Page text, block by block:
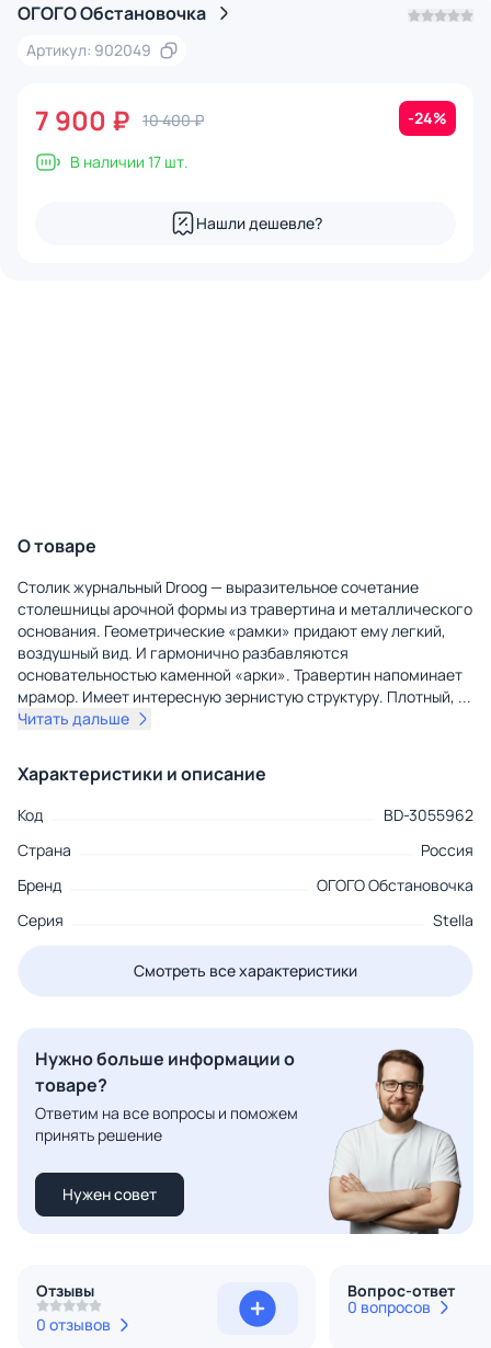
ОГОГО Обстановочка
Артикул: 902049
7 900 ₽ 10 400 ₽ -24%
В наличии 17 шт.
Нашли дешевле?
О товаре
Столик журнальный Droog — выразительное сочетание
столешницы арочной формы из травертина и металлического
основания. Геометрические «рамки» придают ему легкий,
воздушный вид. И гармонично разбавляются
основательностью каменной «арки». Травертин напоминает
мрамор. Имеет интересную зернистую структуру. Плотный, ...
Читать дальше
Характеристики и описание
Код
BD-3055962
Страна
Россия
Бренд
ОГОГО Обстановочка
Серия
Stella
Смотреть все характеристики
Нужно больше информации о
товаре?
Ответим на все вопросы и поможем
принять решение
Нужен совет
Отзывы
0 отзывов
Вопрос-ответ
0 вопросов